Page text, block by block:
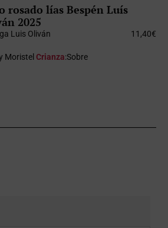
rosado lías Bespén Luís
2025
Luis Oliván 11,40€
MoristelCrianza:Sobre